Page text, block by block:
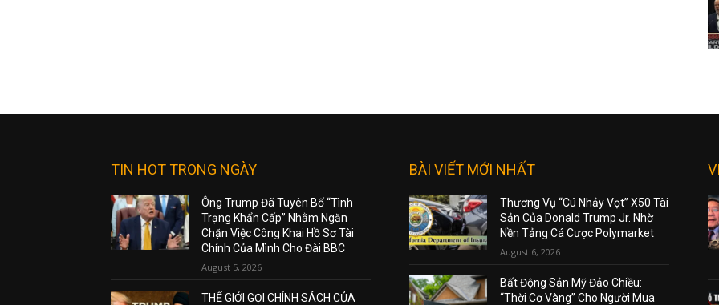
TIN HOT TRONG NGÀY
Ông Trump Đã Tuyên Bố “Tình
Trạng Khẩn Cấp” Nhằm Ngăn
Chặn Việc Công Khai Hồ Sơ Tài
Chính Của Mình Cho Đài BBC
August 5, 2026
THẾ GIỚI GỌI CHÍNH SÁCH CỦA
BÀI VIẾT MỚI NHẤT
Thương Vụ “Cú Nhảy Vọt” X50 Tài
Sản Của Donald Trump Jr. Nhờ
Nền Tảng Cá Cược Polymarket
August 6, 2026
Bất Động Sản Mỹ Đảo Chiều:
“Thời Cơ Vàng” Cho Người Mua